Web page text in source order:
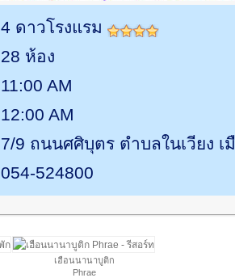
4 ดาวโรงแรม
28 ห้อง
11:00 AM
12:00 AM
7/9 ถนนศศิบุตร ตำบลในเวียง เ
054-524800
เฮือนนานาบูติก
Phrae